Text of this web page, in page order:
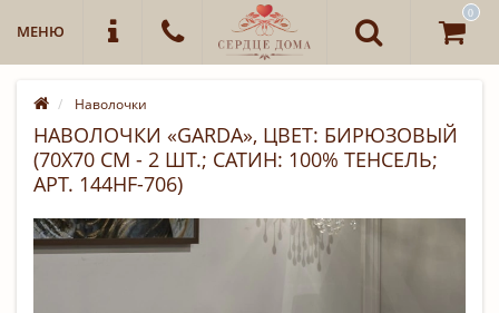
МЕНЮ
0
Наволочки
НАВОЛОЧКИ «GARDA», ЦВЕТ: БИРЮЗОВЫЙ
(70Х70 СМ - 2 ШТ.; САТИН: 100% ТЕНСЕЛЬ;
АРТ. 144HF-706)